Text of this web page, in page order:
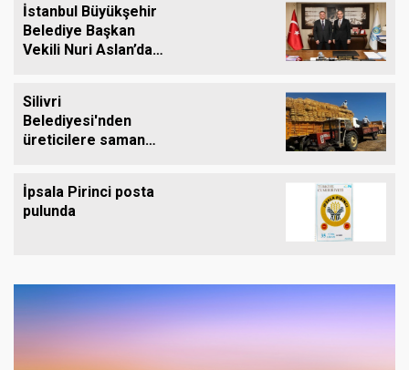
İstanbul Büyükşehir
Belediye Başkan
Vekili Nuri Aslan’dan
Silivri
Belediyesi'nden
üreticilere saman
İpsala Pirinci posta
pulunda